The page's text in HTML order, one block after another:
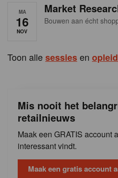
MA
16
NOV
Market
Bouwen aan écht
Toon allesessiesen
Mis nooit het
retailnieuws
Maak een GRATIS account
interessant vindt.
Maak een gratis account